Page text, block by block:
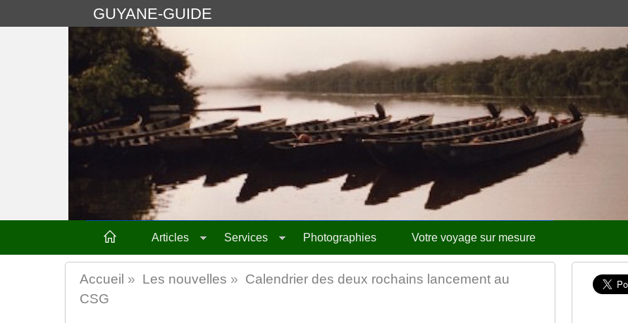
GUYANE-GUIDE
Articles Services Photographies Votre voyage sur mesure
Accueil » Les nouvelles » Calendrier des deux rochains lancement au
CSG